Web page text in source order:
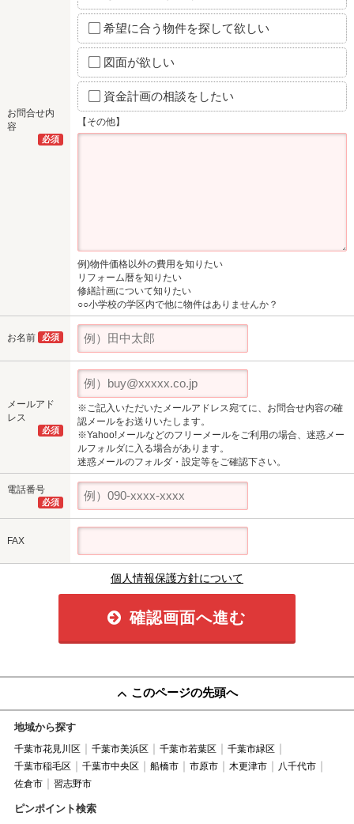
お問合せ内
容
必須
希望に合う物件を探して欲しい
図面が欲しい
資金計画の相談をしたい
【その他】
例)物件価格以外の費用を知りたい
リフォーム暦を知りたい
修繕計画について知りたい
○○小学校の学区内で他に物件はありませんか？
お名前 必須
メールアド
レス
必須
※ご記入いただいたメールアドレス宛てに、お問合せ内容の確
認メールをお送りいたします。
※Yahoo!メールなどのフリーメールをご利用の場合、迷惑メー
ルフォルダに入る場合があります。
迷惑メールのフォルダ・設定等をご確認下さい。
電話番号
必須
FAX
個人情報保護方針について
確認画面へ進む
このページの先頭へ
地域から探す
千葉市花見川区 千葉市美浜区 千葉市若葉区
千葉市緑区
千葉市稲毛区
千葉市中央区 船橋市 市原市 木更津市
八千代市
佐倉市
習志野市
ピンポイント検索